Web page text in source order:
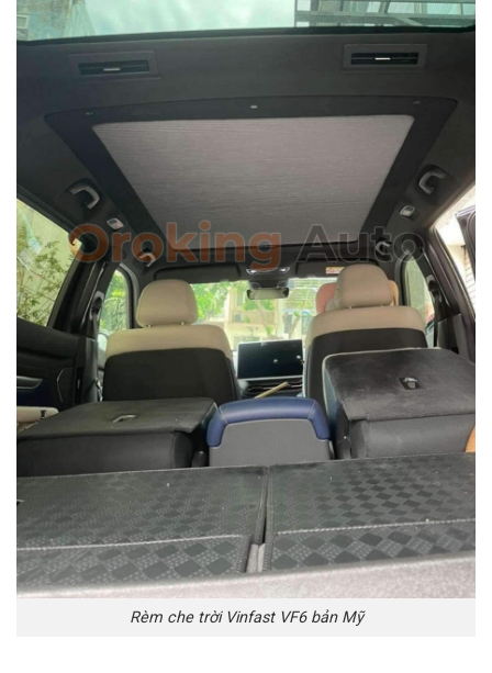
Rèm che trời Vinfast VF6 bản Mỹ